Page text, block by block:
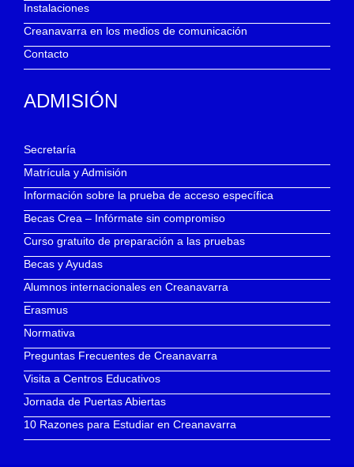
Instalaciones
Creanavarra en los medios de comunicación
Contacto
ADMISIÓN
Secretaría
Matrícula y Admisión
Información sobre la prueba de acceso específica
Becas Crea – Infórmate sin compromiso
Curso gratuito de preparación a las pruebas
Becas y Ayudas
Alumnos internacionales en Creanavarra
Erasmus
Normativa
Preguntas Frecuentes de Creanavarra
Visita a Centros Educativos
Jornada de Puertas Abiertas
10 Razones para Estudiar en Creanavarra